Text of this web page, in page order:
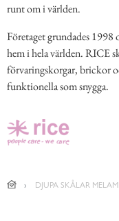
runt om i världen.
Företaget grundades
hem i hela världen. RICE
förvaringskorgar, brickor
funktionella som snygga.
DJUPA SKÅLAR